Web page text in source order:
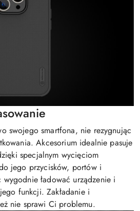
swojego smartfona, nie rezygnując
Akcesorium idealnie pasuje
specjalnym wycięciom
jego przycisków, portów i
wygodnie ładować urządzenie i
funkcji. Zakładanie i
nie sprawi Ci problemu.